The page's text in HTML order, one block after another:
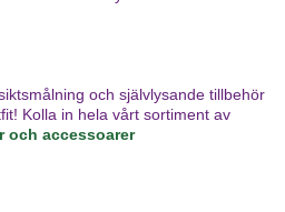
och självlysande tillbehör
Kolla in hela vårt sortiment av
och accessoarer